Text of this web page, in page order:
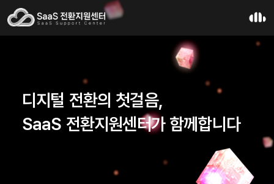
디지털 전환의 첫걸음,
SaaS 전환지원센터가 함께합니다